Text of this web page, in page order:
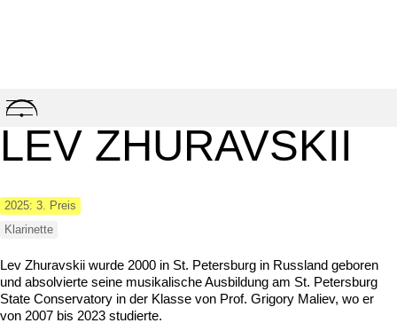
Skip
to
content
LEV ZHURAVSKII
2025: 3. Preis
Klarinette
Lev Zhuravskii wurde 2000 in St. Petersburg in Russland geboren
und absolvierte seine musikalische Ausbildung am St. Petersburg
State Conservatory in der Klasse von Prof. Grigory Maliev, wo er
von 2007 bis 2023 studierte.